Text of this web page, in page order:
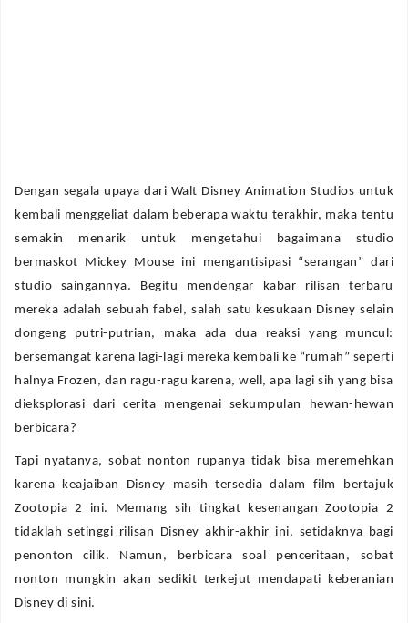
Dengan segala upaya dari Walt Disney Animation Studios untuk
kembali menggeliat dalam beberapa waktu terakhir, maka tentu
semakin menarik untuk mengetahui bagaimana studio
bermaskot Mickey Mouse ini mengantisipasi “serangan” dari
studio saingannya. Begitu mendengar kabar rilisan terbaru
mereka adalah sebuah fabel, salah satu kesukaan Disney selain
dongeng putri-putrian, maka ada dua reaksi yang muncul:
bersemangat karena lagi-lagi mereka kembali ke “rumah” seperti
halnya Frozen, dan ragu-ragu karena, well, apa lagi sih yang bisa
dieksplorasi dari cerita mengenai sekumpulan hewan-hewan
berbicara?
Tapi nyatanya, sobat nonton rupanya tidak bisa meremehkan
karena keajaiban Disney masih tersedia dalam film bertajuk
Zootopia 2 ini. Memang sih tingkat kesenangan Zootopia 2
tidaklah setinggi rilisan Disney akhir-akhir ini, setidaknya bagi
penonton cilik. Namun, berbicara soal penceritaan, sobat
nonton mungkin akan sedikit terkejut mendapati keberanian
Disney di sini.